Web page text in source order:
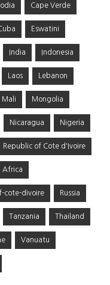
Cape Verde
Eswatini
India Indonesia
Laos Lebanon
Mali Mongolia
Nicaragua Nigeria
Republic of Cote d'Ivoire
Africa
cote-divoire Russia
Tanzania Thailand
Vanuatu